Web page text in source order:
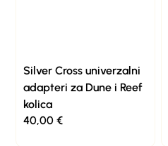
Silver Cross univerzalni
adapteri za Dune i Reef
kolica
40,00€